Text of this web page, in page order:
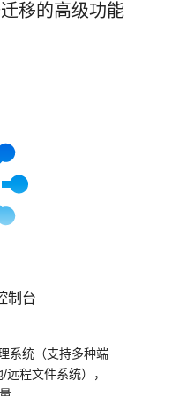
移的高级功能
制台
系统（支持多种端
程文件系统），